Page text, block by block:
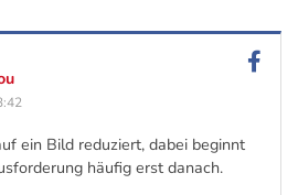
ein Bild reduziert, dabei beginnt
häufig erst danach.